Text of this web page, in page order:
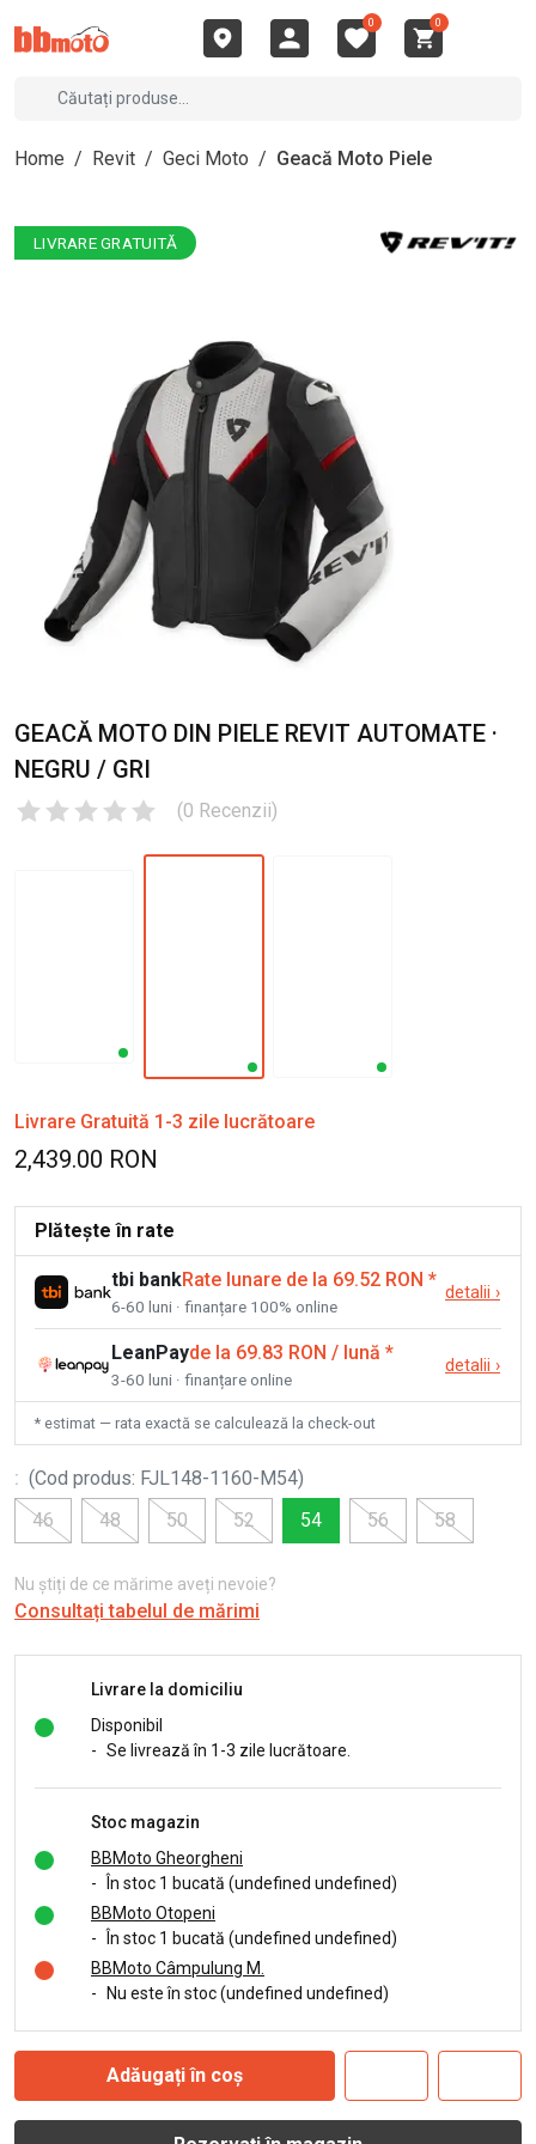
0 0
Home / Revit / Geci Moto / Geacă Moto Piele
LIVRARE GRATUITĂ
GEACĂ MOTO DIN PIELE REVIT AUTOMATE ·
NEGRU / GRI
(0 Recenzii)
Livrare Gratuită 1-3 zile lucrătoare
2,439.00 RON
Plătește în rate
tbi bankRate lunare de la 69.52 RON *
6-60 luni · finanțare 100% online
detalii ›
LeanPayde la 69.83 RON / lună *
3-60 luni · finanțare online
detalii ›
* estimat — rata exactă se calculează la check-out
: (Cod produs: FJL148-1160-M54)
46
48 50 52 54 56 58
Nu știți de ce mărime aveți nevoie?
Consultați tabelul de mărimi
Livrare la domiciliu
Disponibil
- Se livrează în 1-3 zile lucrătoare.
Stoc magazin
BBMoto Gheorgheni
-
În stoc 1 bucată (undefined undefined)
BBMoto Otopeni
-
În stoc 1 bucată (undefined undefined)
BBMoto Câmpulung M.
-
Nu este în stoc (undefined undefined)
Adăugați în coș